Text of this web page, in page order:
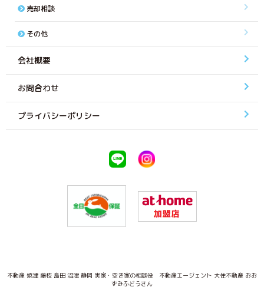
売却相談
その他
会社概要
お問合わせ
プライバシーポリシー
不動産 焼津 藤枝 島田 沼津 静岡 実家・空き家の相談役 不動産エージェント 大住不動産 おお
ずみふどうさん